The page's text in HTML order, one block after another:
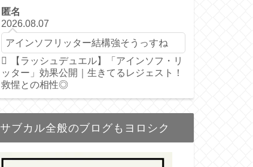
匿名
2026.08.07
アインソフリッター結構強そうっすね
【ラッシュデュエル】「アインソフ・リ
ッター」効果公開｜生きてるレジェスト！
救惺との相性◎
サブカル全般のブログもヨロシク